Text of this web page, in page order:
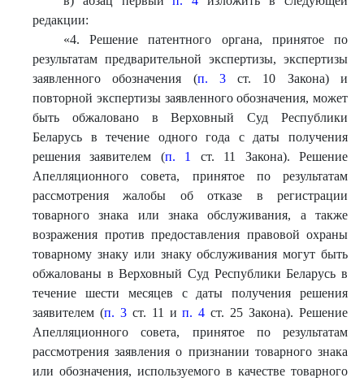
редакции:
«4. Решение патентного органа, принятое по
результатам предварительной экспертизы, экспертизы
заявленного обозначения (п. 3ст. 10 Закона) и
повторной экспертизы заявленного обозначения, может
быть обжаловано в Верховный Суд Республики
Беларусь в течение одного года с даты получения
решения заявителем (п. 1
ст. 11 Закона). Решение
Апелляционного совета, принятое по результатам
рассмотрения жалобы об отказе в регистрации
товарного знака или знака обслуживания, а также
возражения против предоставления правовой охраны
товарному знаку или знаку обслуживания могут быть
обжалованы в Верховный Суд Республики Беларусь в
течение шести месяцев с даты получения решения
заявителем (п. 3ст. 11 ип. 4 ст. 25 Закона). Решение
Апелляционного совета, принятое по результатам
рассмотрения заявления о признании товарного знака
или обозначения, используемого в качестве товарного